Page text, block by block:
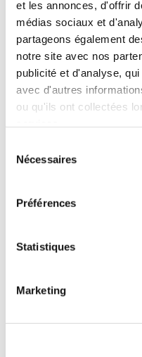
et les annonces, d'offrir
médias sociaux et
partageons également
notre site avec nos
publicité et d'analyse,
avec d'autres
ou qu'ils ont collectées
Nécessaires
Préférences
Statistiques
Marketing